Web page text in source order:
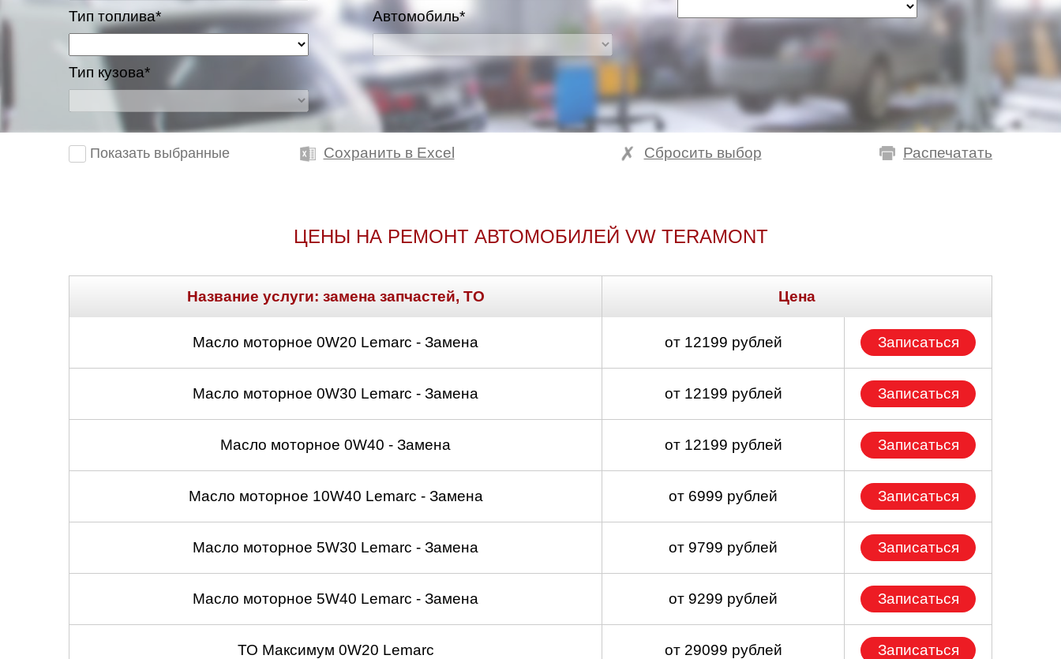
Тип топлива*
Тип кузова*
Автомобиль*
Показать выбранные Сохранить в Excel Распечатать
Сбросить выбор
ЦЕНЫ НА РЕМОНТ АВТОМОБИЛЕЙ VW TERAMONT
Название услуги: замена запчастей, ТО Цена
Масло моторное 0W20 Lemarc - Замена от 12199 рублей Записаться
Масло моторное 0W30 Lemarc - Замена от 12199 рублей Записаться
Масло моторное 0W40 - Замена от 12199 рублей Записаться
Масло моторное 10W40 Lemarc - Замена от 6999 рублей Записаться
Масло моторное 5W30 Lemarc - Замена от 9799 рублей Записаться
Масло моторное 5W40 Lemarc - Замена от 9299 рублей Записаться
ТО Максимум 0W20 Lemarc от 29099 рублей Записаться